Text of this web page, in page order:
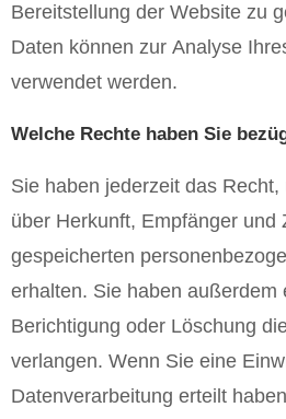
Bereitstellung der Website zu
Daten können zur Analyse
verwendet werden.
Welche Rechte haben Sie
Sie haben jederzeit das
über Herkunft, Empfänger und
gespeicherten
erhalten. Sie haben außerdem
Berichtigung oder Löschung
verlangen. Wenn Sie eine
Datenverarbeitung erteilt